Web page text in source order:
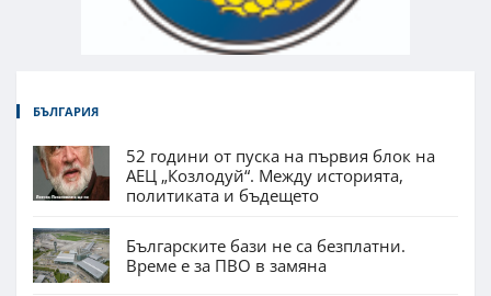
БЪЛГАРИЯ
52 години от пуска на първия блок на
АЕЦ „Козлодуй“. Между историята,
политиката и бъдещето
Българските бази не са безплатни.
Време е за ПВО в замяна